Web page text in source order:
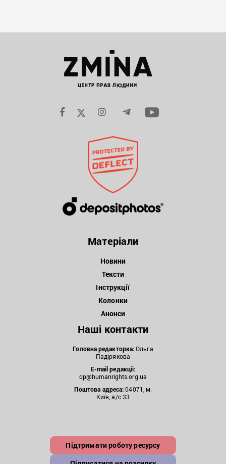
Матеріали
Новини
Тексти
Інструкції
Колонки
Анонси
Наші контакти
Головна редакторка:Ольга
Падірякова
E-mail редакції:
op@humanrights.org.ua
Поштова адреса:04071, м.
Київ, а/с 33
Підтримати роботу ресурсу